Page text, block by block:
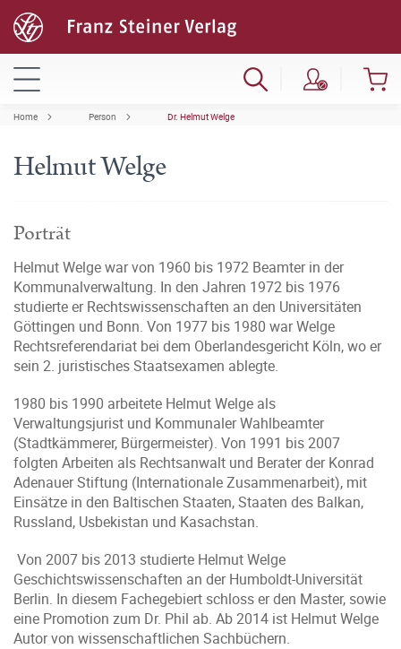
Home Person Dr. Helmut Welge
Helmut Welge
Porträt
Helmut Welge war von 1960 bis 1972 Beamter in der
Kommunalverwaltung. In den Jahren 1972 bis 1976
studierte er Rechtswissenschaften an den Universitäten
Göttingen und Bonn. Von 1977 bis 1980 war Welge
Rechtsreferendariat bei dem Oberlandesgericht Köln, wo er
sein 2. juristisches Staatsexamen ablegte.
1980 bis 1990 arbeitete Helmut Welge als
Verwaltungsjurist und Kommunaler Wahlbeamter
(Stadtkämmerer, Bürgermeister). Von 1991 bis 2007
folgten Arbeiten als Rechtsanwalt und Berater der Konrad
Adenauer Stiftung (Internationale Zusammenarbeit), mit
Einsätze in den Baltischen Staaten, Staaten des Balkan,
Russland, Usbekistan und Kasachstan.
Von 2007 bis 2013 studierte Helmut Welge
Geschichtswissenschaften an der Humboldt-Universität
Berlin. In diesem Fachegebiert schloss er den Master, sowie
eine Promotion zum Dr. Phil ab. Ab 2014 ist Helmut Welge
Autor von wissenschaftlichen Sachbüchern.